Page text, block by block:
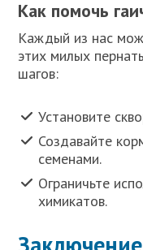
Как помочь
Каждый из нас
этих милых
шагов:
Установите
Создавайте
семенами.
Ограничьте
химикатов.